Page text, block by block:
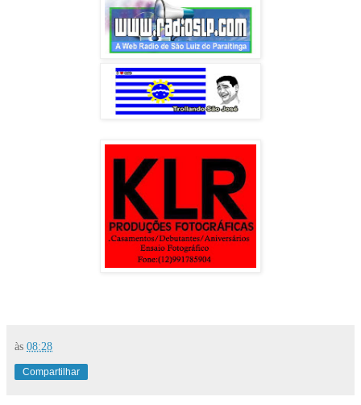
às 08:28
Compartilhar